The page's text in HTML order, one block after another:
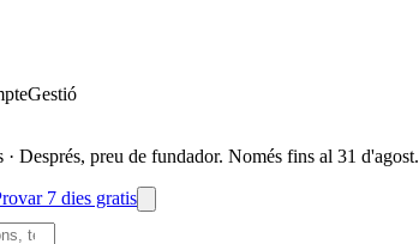
Gestió
· Després, preu de fundador. Només fins al 31 d'agost.
7 dies gratis